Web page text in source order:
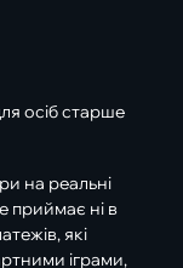
осіб старше
на реальні
приймає ні в
які
іграми,